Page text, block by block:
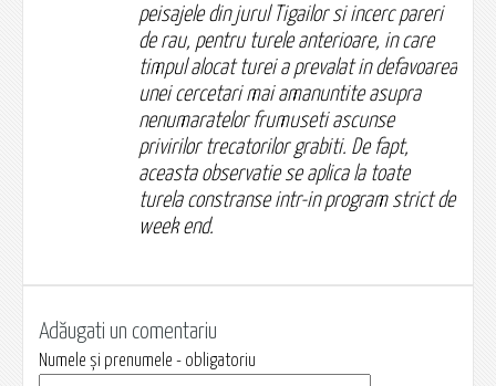
peisajele din jurul Tigailor si incerc pareri
de rau, pentru turele anterioare, in care
timpul alocat turei a prevalat in defavoarea
unei cercetari mai amanuntite asupra
nenumaratelor frumuseti ascunse
privirilor trecatorilor grabiti. De fapt,
aceasta observatie se aplica la toate
turela constranse intr-in program strict de
week end.
Adăugati un comentariu
Numele și prenumele - obligatoriu